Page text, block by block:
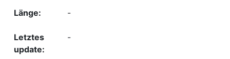
-
-